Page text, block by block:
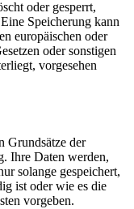
oder gesperrt,
Speicherung kann
europäischen oder
oder sonstigen
vorgesehen
Grundsätze der
Ihre Daten werden,
solange gespeichert,
ist oder wie es die
vorgeben.